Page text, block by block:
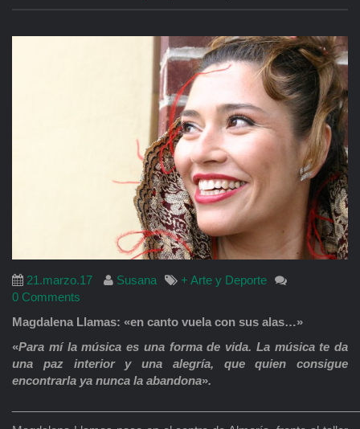
21.marzo.17 Susana
+ Arte y Deporte
0 Comments
Magdalena Llamas: «en canto vuela con sus alas…»
«Para mí la música es una forma de vida. La música te da
una paz interior y una alegría, que quien consigue
encontrarla ya nunca la abandona».